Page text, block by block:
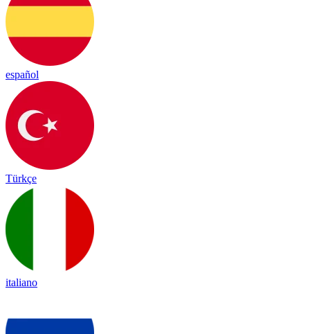
español
Türkçe
italiano